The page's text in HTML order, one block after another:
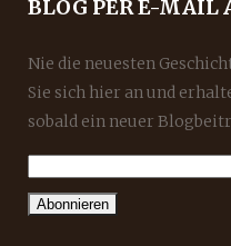
BLOG PER E-MAIL
Nie die neuesten
Sie sich hier an und
sobald ein neuer